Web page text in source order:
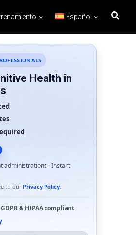
Español
Health in
administrations · Instant
to our Privacy Policy.
·GDPR& HIPAAcompliant